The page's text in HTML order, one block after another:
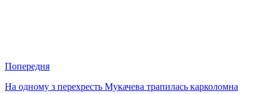
Попередня
На одному з перехресть Мукачева трапилась карколомна